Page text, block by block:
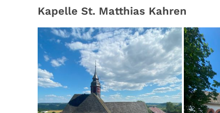
Kapelle St. Matthias Kahren